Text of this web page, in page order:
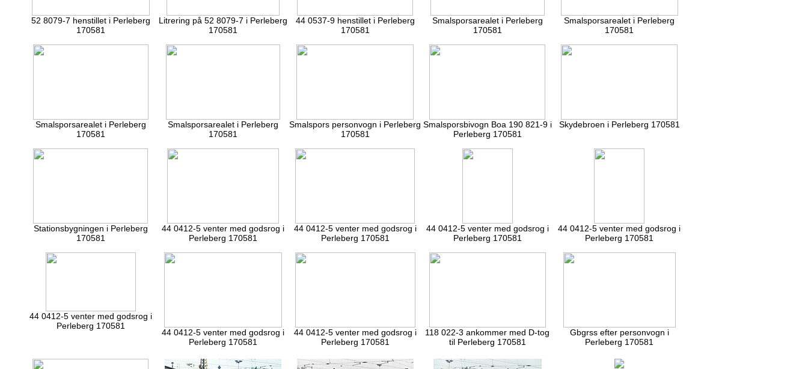
52 8079-7 henstillet i Perleberg
170581
Litrering på 52 8079-7 i Perleberg
170581
44 0537-9 henstillet i Perleberg
170581
Smalsporsarealet i Perleberg
170581
Smalsporsarealet i Perleberg
170581
Smalsporsarealet i Perleberg
170581
Smalsporsarealet i Perleberg
170581
Smalspors personvogn i Perleberg
170581
Smalsporsbivogn Boa 190 821-9 i
Perleberg 170581
Skydebroen i Perleberg 170581
Stationsbygningen i Perleberg
170581
44 0412-5 venter med godsrog i
Perleberg 170581
44 0412-5 venter med godsrog i
Perleberg 170581
44 0412-5 venter med godsrog i
Perleberg 170581
44 0412-5 venter med godsrog i
Perleberg 170581
44 0412-5 venter med godsrog i
Perleberg 170581
44 0412-5 venter med godsrog i
Perleberg 170581
44 0412-5 venter med godsrog i
Perleberg 170581
118 022-3 ankommer med D-tog
til Perleberg 170581
Gbgrss efter personvogn i
Perleberg 170581